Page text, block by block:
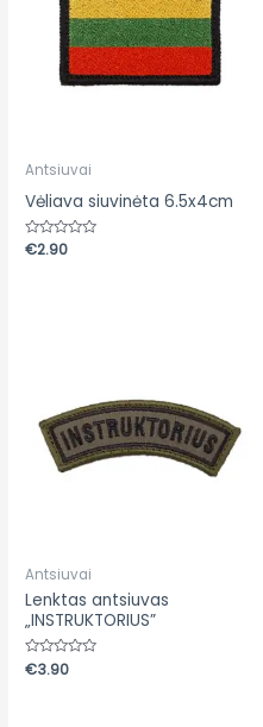
Antsiuvai
Vėliava siuvinėta 6.5x4cm
Įvertinimas:
€2.90
Antsiuvai
Lenktas antsiuvas
„INSTRUKTORIUS”
Įvertinimas:
0
€3.90